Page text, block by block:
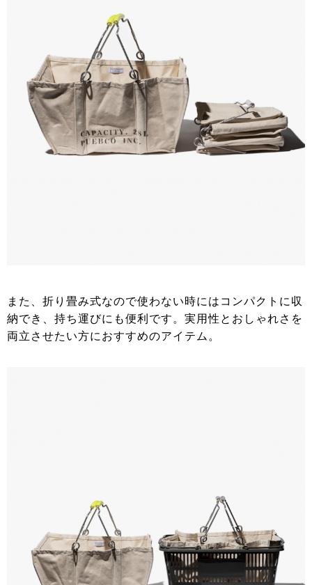
また、折り畳み式なので使わない時にはコンパクトに収
納でき、持ち運びにも便利です。実用性とおしゃれさを
両立させたい方におすすめのアイテム。